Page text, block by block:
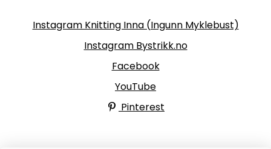
Instagram Knitting Inna (Ingunn Myklebust)
Instagram Bystrikk.no
Facebook
YouTube
Pinterest